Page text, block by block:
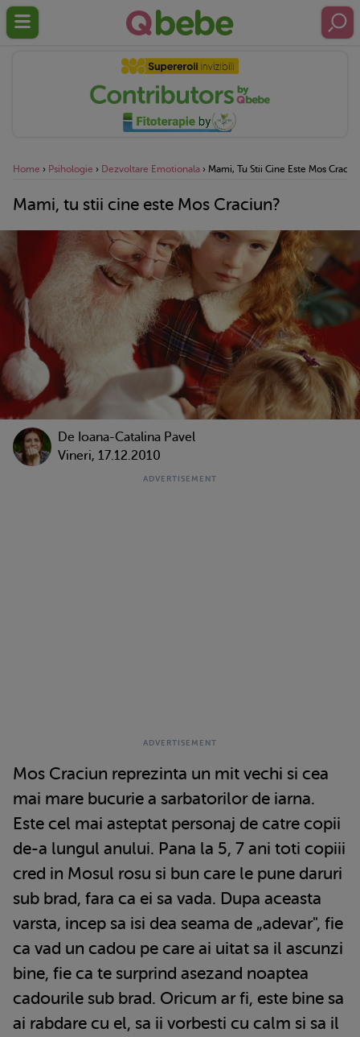
Home › Psihologie › Dezvoltare Emotionala › Mami, Tu Stii Cine Este Mos
Mami, tu stii cine este Mos Craciun?
De Ioana-Catalina Pavel
Vineri, 17.12.2010
Mos Craciun reprezinta un mit vechi si cea
mai mare bucurie a sarbatorilor de iarna.
Este cel mai asteptat personaj de catre copii
de-a lungul anului. Pana la 5, 7 ani toti copiii
cred in Mosul rosu si bun care le pune daruri
sub brad, fara ca ei sa vada. Dupa aceasta
varsta, incep sa isi dea seama de „adevar", fie
ca vad un cadou pe care ai uitat sa il ascunzi
bine, fie ca te surprind asezand noaptea
cadourile sub brad. Oricum ar fi, este bine sa
ai rabdare cu el, sa ii vorbesti cu calm si sa il